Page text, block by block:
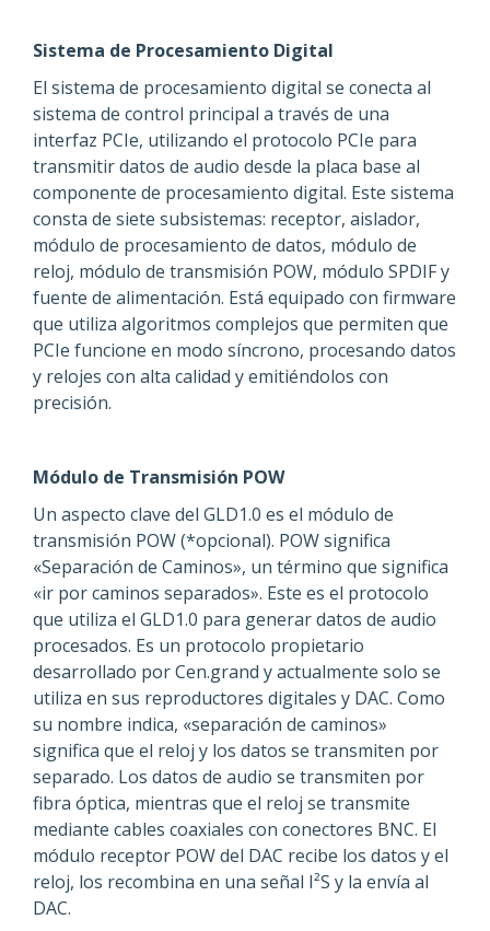
Sistema de Procesamiento Digital
El sistema de procesamiento digital se conecta al
sistema de control principal a través de una
interfaz PCIe, utilizando el protocolo PCIe para
transmitir datos de audio desde la placa base al
componente de procesamiento digital. Este sistema
consta de siete subsistemas: receptor, aislador,
módulo de procesamiento de datos, módulo de
reloj, módulo de transmisión POW, módulo SPDIF y
fuente de alimentación. Está equipado con firmware
que utiliza algoritmos complejos que permiten que
PCIe funcione en modo síncrono, procesando datos
y relojes con alta calidad y emitiéndolos con
precisión.
Módulo de Transmisión POW
Un aspecto clave del GLD1.0 es el módulo de
transmisión POW (*opcional). POW significa
«Separación de Caminos», un término que significa
«ir por caminos separados». Este es el protocolo
que utiliza el GLD1.0 para generar datos de audio
procesados. Es un protocolo propietario
desarrollado por Cen.grand y actualmente solo se
utiliza en sus reproductores digitales y DAC. Como
su nombre indica, «separación de caminos»
significa que el reloj y los datos se transmiten por
separado. Los datos de audio se transmiten por
fibra óptica, mientras que el reloj se transmite
mediante cables coaxiales con conectores BNC. El
módulo receptor POW del DAC recibe los datos y el
reloj, los recombina en una señal I²S y la envía al
DAC.